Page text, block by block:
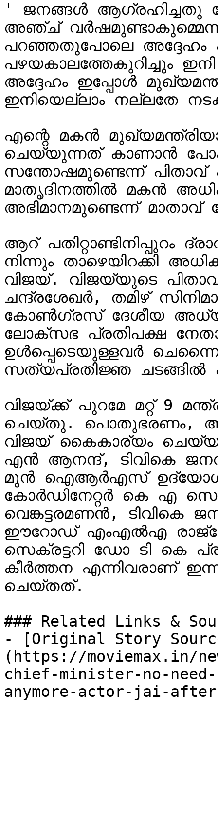
' ജനങ്ങള്‍ ആഗ്രഹിച്ചതു
അഞ്ച്
പറഞ്ഞതുപോലെ അദ്ദേഹം
പഴയകാലത്തേകുറിച്ചും
അദ്ദേഹം ഇപ്പോള്‍
ഇനിയെല്ലാം നല്ലതേ
എന്റെ മകന്‍
ചെയ്യുന്നത് കാണാന്‍
സന്തോഷമുണ്ടെന്ന്
മാതൃദിനത്തില്‍ മകന്‍
അഭിമാനമുണ്ടെന്ന് മാതാവ്
ആറ് പതിറ്റാണ്ടിനിപ്പുറം
നിന്നും താഴെയിറക്കി
വിജയ്. വിജയ്യുടെ
ചന്ദ്രശേഖര്‍, തമിഴ്
കോണ്‍ഗ്രസ് ദേശീയ
ലോക്സഭ പ്രതിപക്ഷ
ഉള്‍പ്പെടെയുള്ളവര്‍
സത്യപ്രതിജ്ഞ ചടങ്ങില്‍
വിജയ്ക്ക് പുറമേ മറ്റ് 9
ചെയ്തു. പൊതുഭരണം,
വിജയ് കൈകാര്യം
എന്‍ ആനന്ദ്, ടിവികെ
മുന്‍ ഐആര്‍എസ്
കോര്‍ഡിനേറ്റര്‍ കെ എ
വെങ്കട്ടരമണന്‍, ടിവികെ
ഈറോഡ് എംഎല്‍എ
സെക്രട്ടറി ഡോ ടി കെ
കീര്‍ത്തന എന്നിവരാണ്
ചെയ്തത്.
### Related Links &
- [Original Story
(https://moviemax.in/
chief-minister-no-
anymore-actor-jai-